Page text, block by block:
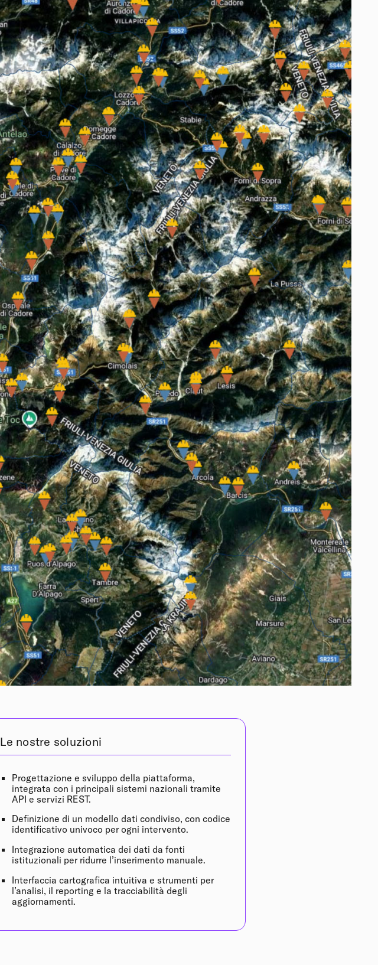
Le nostre soluzioni
Progettazione e sviluppo della piattaforma,
integrata con i principali sistemi nazionali tramite
API e servizi REST.
Definizione di un modello dati condiviso, con codice
identificativo univoco per ogni intervento.
Integrazione automatica dei dati da fonti
istituzionali per ridurre l’inserimento manuale.
Interfaccia cartografica intuitiva e strumenti per
l’analisi, il reporting e la tracciabilità degli
aggiornamenti.